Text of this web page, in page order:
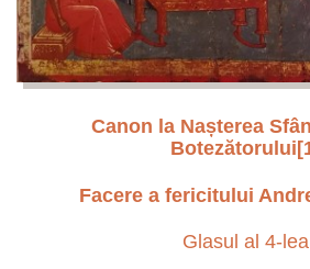
Canon la Nașterea
Botezătorului
Facere a fericitului
Glasul al 4-lea